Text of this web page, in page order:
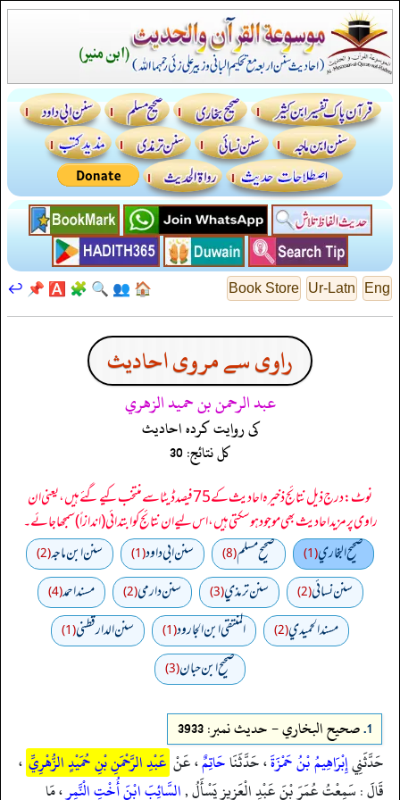
Eng
Ur-Latn
Book Store
🏠
👥
🔍
🧩
🅰️
📌
↩️
راوی سے مروی احادیث
عبد الرحمن بن حميد الزهري
کی روایت کردہ احادیث
کل نتائج: 30
نوٹ: درج ذیل نتائج ذخیرہ احادیث کے 75 فیصد ڈیٹا سے منتخب کیے گئے ہیں، یعنی ان
راوی پر مزید احادیث بھی موجود ہو سکتی ہیں، اس لیے ان نتائج کو ابتدائی (اندازاً) سمجھا جائے۔
صحيح البخاري(1) صحيح مسلم(8) سنن ابي داود(1) سنن ابن ماجه(2)
سنن نسائي(2) سنن ترمذي(3) سنن دارمي(2) مسند احمد(4)
مسند الحميدي(2) المنتقى ابن الجارود(1) سنن الدارقطني(1)
صحیح ابن حبان(3)
1. صحيح البخاري - حدیث نمبر: 3933
حَدَّثَنِيإِبْرَاهِيمُ بْنُ حَمْزَةَ، حَدَّثَنَاحَاتِمٌ، عَنْ عَبْدِ الرَّحْمَنِ بْنِ حُمَيْدٍ الزُّهْرِيِّ ،
قَالَ : سَمِعْتُ عُمَرَ بْنَ عَبْدِ الْعَزِيزِ يَسْأَلُ ,السَّائِبَ ابْنَ أُخْتِ الْنَّمِرِ، مَا